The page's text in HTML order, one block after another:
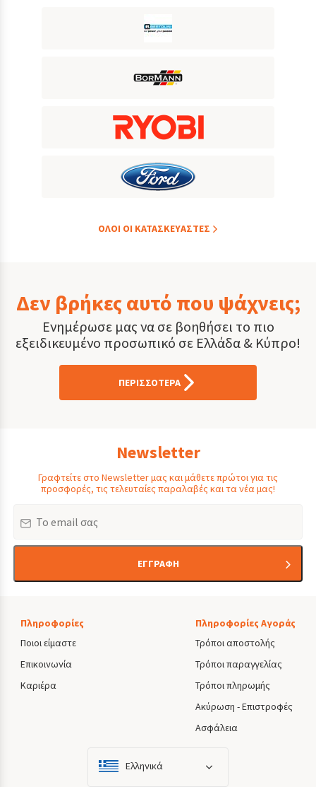
ΟΛOI ΟΙ ΚΑΤΑΣΚΕYΑΣΤΕΣ
Δεν βρήκες αυτό που ψάχνεις;
Ενημέρωσε μας να σε βοηθήσει το πιο
εξειδικευμένο προσωπικό σε Ελλάδα & Κύπρο!
ΠΕΡΙΣΣΟΤΕΡΑ
Newsletter
Γραφτείτε στο Newsletter μας και μάθετε πρώτοι για τις
προσφορές, τις τελευταίες παραλαβές και τα νέα μας!
ΕΓΓΡΑΦΗ
Πληροφορίες
Ποιοι είμαστε
Επικοινωνία
Καριέρα
Πληροφορίες Αγοράς
Τρόποι αποστολής
Τρόποι παραγγελίας
Τρόποι πληρωμής
Ακύρωση - Επιστροφές
Ασφάλεια
Ελληνικά